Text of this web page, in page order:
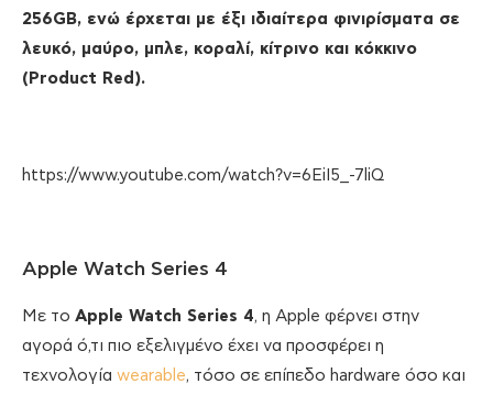
256GB, ενώ έρχεται με έξι ιδιαίτερα φινιρίσματα σε
λευκό, μαύρο, μπλε, κοραλί, κίτρινο και κόκκινο
(Product Red).
https://www.youtube.com/watch?v=6EiI5_-7liQ
Apple Watch Series 4
Με το Apple Watch Series 4, η Apple φέρνει στην
αγορά ό,τι πιο εξελιγμένο έχει να προσφέρει η
τεχνολογία wearable, τόσο σε επίπεδο hardware όσο και